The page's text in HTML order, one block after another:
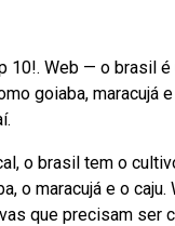
10!. Web — o brasil
goiaba, maracujá
o brasil tem o
o maracujá e o
que precisam ser